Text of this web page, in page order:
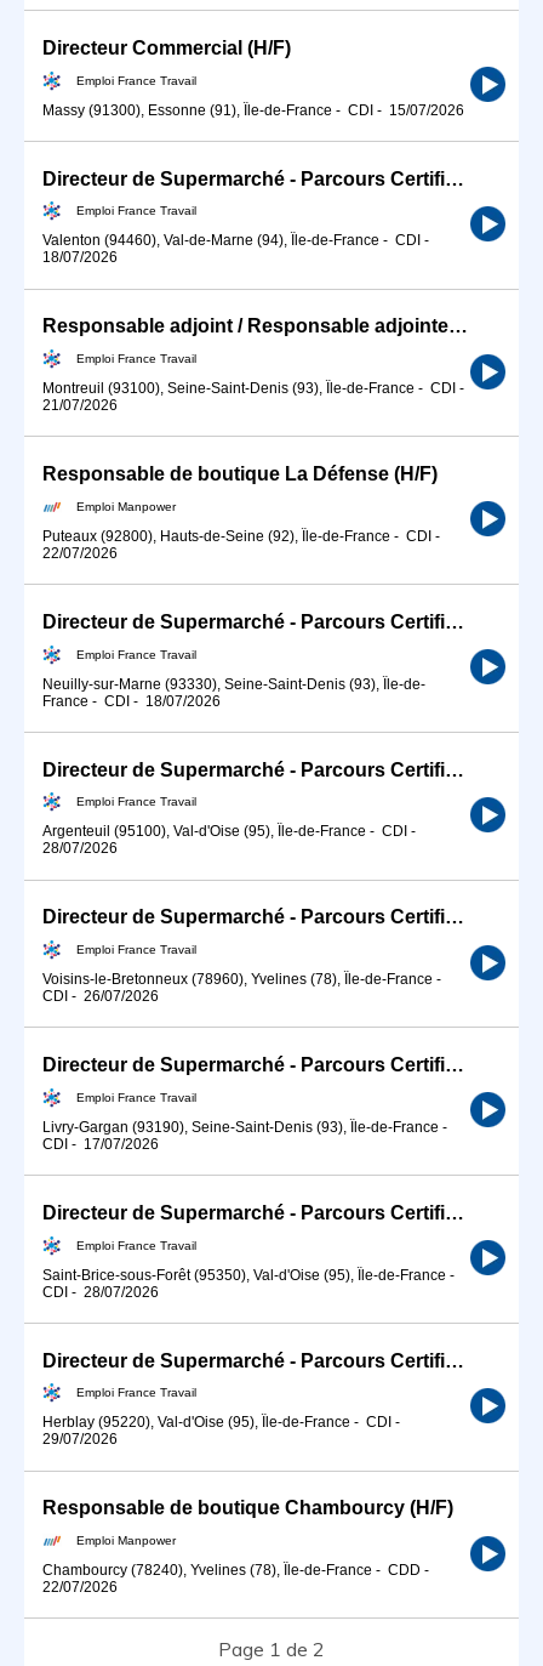
Directeur Commercial (H/F)
Emploi France Travail
Massy (91300), Essonne (91), Île-de-France - CDI - 15/07/2026
Directeur de Supermarché - Parcours Certifiant (H/F)
Emploi France Travail
Valenton (94460), Val-de-Marne (94), Île-de-France - CDI -
18/07/2026
Responsable adjoint / Responsable adjointe de magasin de grande d (H/F)
Emploi France Travail
Montreuil (93100), Seine-Saint-Denis (93), Île-de-France - CDI -
21/07/2026
Responsable de boutique La Défense (H/F)
Emploi Manpower
Puteaux (92800), Hauts-de-Seine (92), Île-de-France - CDI -
22/07/2026
Directeur de Supermarché - Parcours Certifiant (H/F)
Emploi France Travail
Neuilly-sur-Marne (93330), Seine-Saint-Denis (93), Île-de-
France - CDI - 18/07/2026
Directeur de Supermarché - Parcours Certifiant (H/F)
Emploi France Travail
Argenteuil (95100), Val-d'Oise (95), Île-de-France - CDI -
28/07/2026
Directeur de Supermarché - Parcours Certifiant (H/F)
Emploi France Travail
Voisins-le-Bretonneux (78960), Yvelines (78), Île-de-France -
CDI - 26/07/2026
Directeur de Supermarché - Parcours Certifiant (H/F)
Emploi France Travail
Livry-Gargan (93190), Seine-Saint-Denis (93), Île-de-France -
CDI - 17/07/2026
Directeur de Supermarché - Parcours Certifiant (H/F)
Emploi France Travail
Saint-Brice-sous-Forêt (95350), Val-d'Oise (95), Île-de-France -
CDI - 28/07/2026
Directeur de Supermarché - Parcours Certifiant (H/F)
Emploi France Travail
Herblay (95220), Val-d'Oise (95), Île-de-France - CDI -
29/07/2026
Responsable de boutique Chambourcy (H/F)
Emploi Manpower
Chambourcy (78240), Yvelines (78), Île-de-France - CDD -
22/07/2026
Page 1 de 2